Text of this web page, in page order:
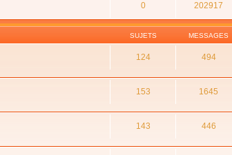
0 202917
SUJETS MESSAGES
124 494
153 1645
143 446